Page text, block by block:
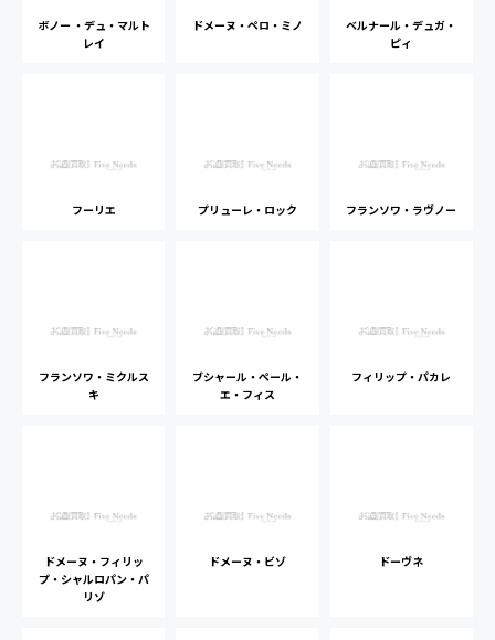
ボノー ・デュ・マルト
レイ
ドメーヌ・ペロ・ミノ
ベルナール・デュガ・
ピィ
フーリエ プリューレ・ロック フランソワ・ラヴノー
フランソワ・ミクルス
キ
ブシャール・ペール・
エ・フィス
フィリップ・パカレ
ドメーヌ・フィリッ
プ・シャルロパン・パ
リゾ
ドメーヌ・ビゾ ドーヴネ